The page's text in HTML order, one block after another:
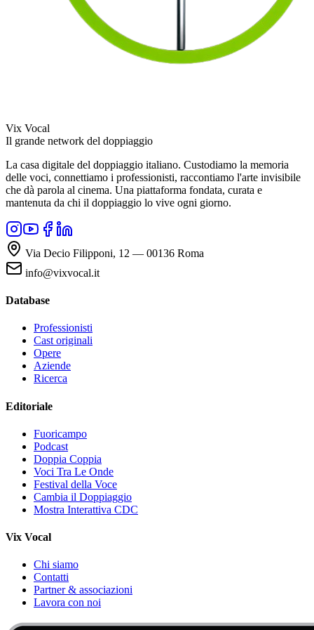
Vix Vocal
Il grande network del doppiaggio
La casa digitale del doppiaggio italiano. Custodiamo la memoria
delle voci, connettiamo i professionisti, raccontiamo l'arte invisibile
che dà parola al cinema. Una piattaforma fondata, curata e
mantenuta da chi il doppiaggio lo vive ogni giorno.
Via Decio Filipponi, 12 — 00136 Roma
info@vixvocal.it
Database
Professionisti
Cast originali
Opere
Aziende
Ricerca
Editoriale
Fuoricampo
Podcast
Doppia Coppia
Voci Tra Le Onde
Festival della Voce
Cambia il Doppiaggio
Mostra Interattiva CDC
Vix Vocal
Chi siamo
Contatti
Partner & associazioni
Lavora con noi